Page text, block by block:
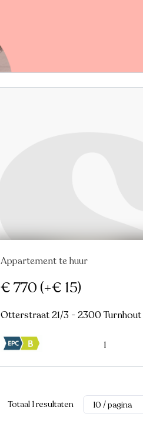
Appartement te huur
€ 770 (+€ 15)
Otterstraat 21/3 - 2300 Turnhout
1
Totaal 1 resultaten